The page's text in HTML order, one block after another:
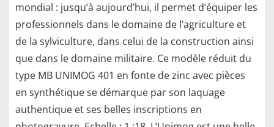
mondial : jusqu’à aujourd’hui, il permet d’équiper les
professionnels dans le domaine de l’agriculture et
de la sylviculture, dans celui de la construction ainsi
que dans le domaine militaire. Ce modèle réduit du
type MB UNIMOG 401 en fonte de zinc avec pièces
en synthétique se démarque par son laquage
authentique et ses belles inscriptions en